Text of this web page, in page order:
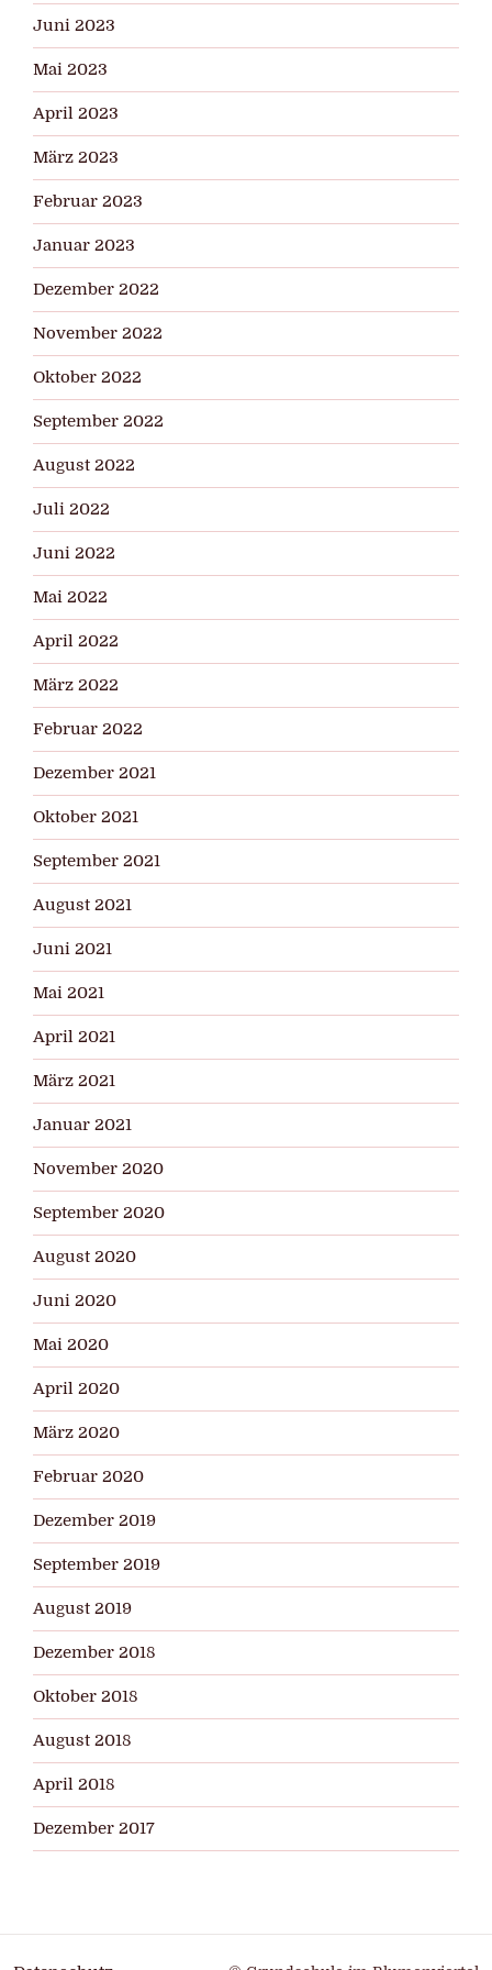
Juni 2023
Mai 2023
April 2023
März 2023
Februar 2023
Januar 2023
Dezember 2022
November 2022
Oktober 2022
September 2022
August 2022
Juli 2022
Juni 2022
Mai 2022
April 2022
März 2022
Februar 2022
Dezember 2021
Oktober 2021
September 2021
August 2021
Juni 2021
Mai 2021
April 2021
März 2021
Januar 2021
November 2020
September 2020
August 2020
Juni 2020
Mai 2020
April 2020
März 2020
Februar 2020
Dezember 2019
September 2019
August 2019
Dezember 2018
Oktober 2018
August 2018
April 2018
Dezember 2017